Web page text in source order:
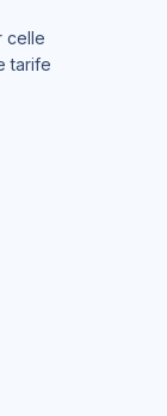
celle
tarife